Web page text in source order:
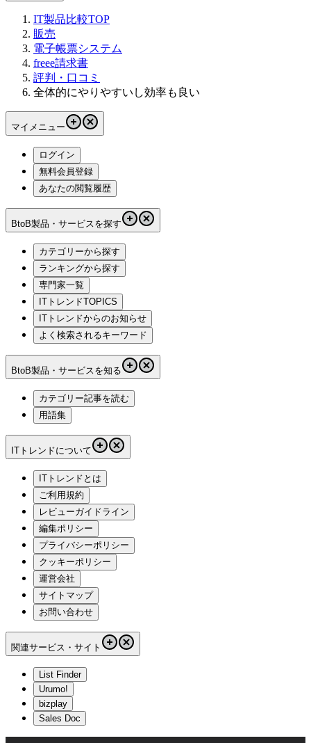
IT製品比較TOP
販売
電子帳票システム
freee請求書
評判・口コミ
全体的にやりやすいし効率も良い
マイメニュー
ログイン
無料会員登録
あなたの閲覧履歴
BtoB製品・サービスを探す
カテゴリーから探す
ランキングから探す
専門家一覧
ITトレンドTOPICS
ITトレンドからのお知らせ
よく検索されるキーワード
BtoB製品・サービスを知る
カテゴリー記事を読む
用語集
ITトレンドについて
ITトレンドとは
ご利用規約
レビューガイドライン
編集ポリシー
プライバシーポリシー
クッキーポリシー
運営会社
サイトマップ
お問い合わせ
関連サービス・サイト
List Finder
Urumo!
bizplay
Sales Doc